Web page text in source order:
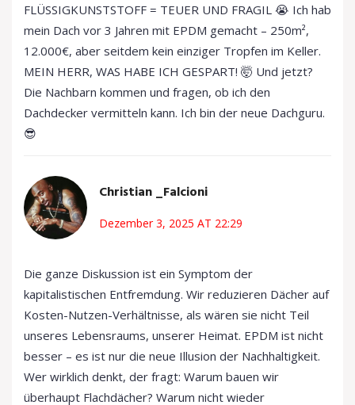
FLÜSSIGKUNSTSTOFF = TEUER UND FRAGIL 😭 Ich hab
mein Dach vor 3 Jahren mit EPDM gemacht – 250m²,
12.000€, aber seitdem kein einziger Tropfen im Keller.
MEIN HERR, WAS HABE ICH GESPART! 🤯 Und jetzt?
Die Nachbarn kommen und fragen, ob ich den
Dachdecker vermitteln kann. Ich bin der neue Dachguru.
😎
Christian _Falcioni
Dezember 3, 2025 AT 22:29
Die ganze Diskussion ist ein Symptom der
kapitalistischen Entfremdung. Wir reduzieren Dächer auf
Kosten-Nutzen-Verhältnisse, als wären sie nicht Teil
unseres Lebensraums, unserer Heimat. EPDM ist nicht
besser – es ist nur die neue Illusion der Nachhaltigkeit.
Wer wirklich denkt, der fragt: Warum bauen wir
überhaupt Flachdächer? Warum nicht wieder